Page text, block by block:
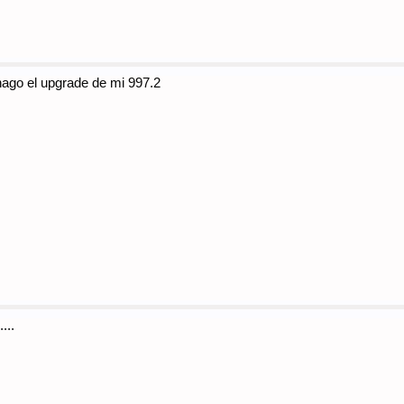
el upgrade de mi 997.2